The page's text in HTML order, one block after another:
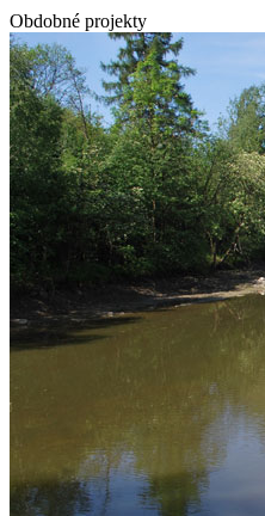
Obdobné projekty